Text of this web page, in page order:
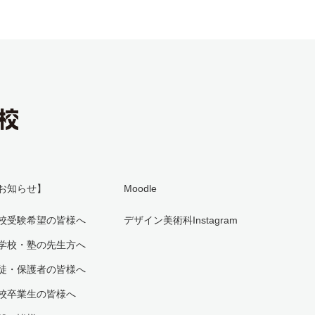
知らせ】
受験希望の皆様へ
校・塾の先生方へ
・保護者の皆様へ
卒業生の皆様へ
Moodle
デザイン美術科Instagram